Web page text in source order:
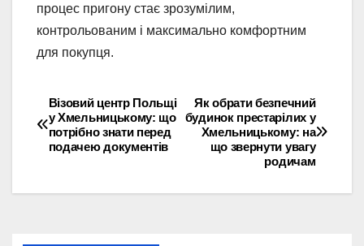
процес пригону стає зрозумілим,
контрольованим і максимально комфортним
для покупця.
Навігація
записів
Як обрати безпечний
будинок престарілих у
Хмельницькому: на
що звернути увагу
родичам
Візовий центр Польщі
у Хмельницькому: що
потрібно знати перед
подачею документів